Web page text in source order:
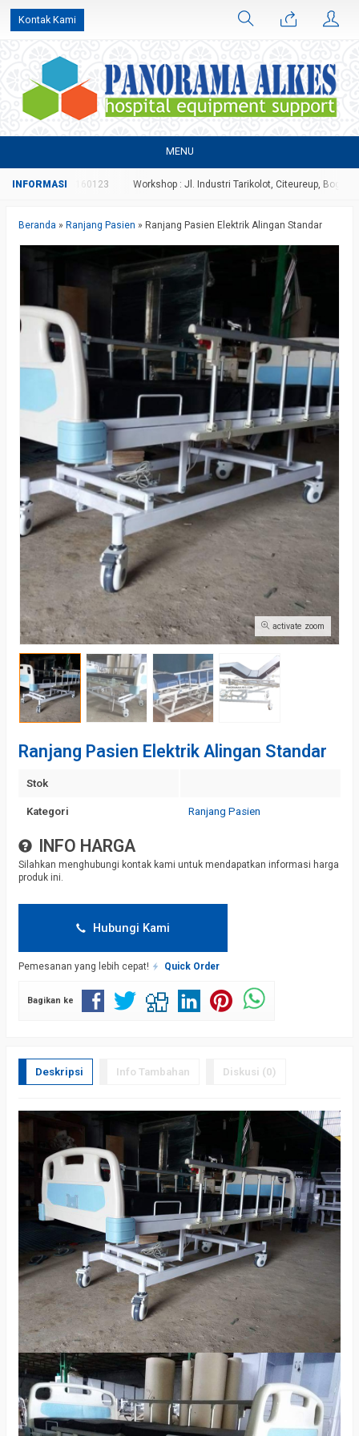
Kontak Kami
MENU
081316160123 Workshop : Jl. Industri Tarikolot, Citeureup, Bogor
Beranda » Ranjang Pasien » Ranjang Pasien Elektrik Alingan Standar
activate zoom
Ranjang Pasien Elektrik Alingan Standar
Stok
Kategori Ranjang Pasien
INFO HARGA
Silahkan menghubungi kontak kami untuk mendapatkan informasi harga
produk ini.
Hubungi Kami
Pemesanan yang lebih cepat! Quick Order
Bagikan ke
Deskripsi Info Tambahan Diskusi (0)